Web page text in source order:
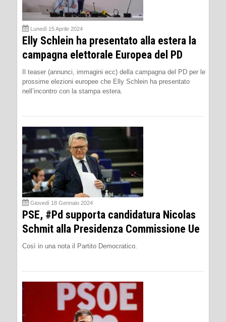
Lunedì 15 Aprile 2024
Elly Schlein ha presentato alla estera la
campagna elettorale Europea del PD
Il teaser (annunci, immagini ecc) della campagna del PD per le
prossime elezioni europee che Elly Schlein ha presentato
nell’incontro con la stampa estera.
Giovedì 18 Gennaio 2024
PSE, #Pd supporta candidatura Nicolas
Schmit alla Presidenza Commissione Ue
Così in una nota il Partito Democratico.